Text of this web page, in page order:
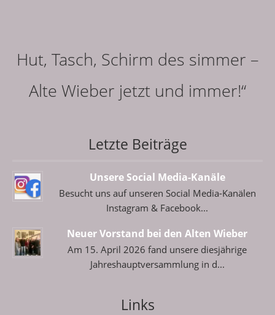
Hut, Tasch, Schirm des simmer –
Alte Wieber jetzt und immer!“
Letzte Beiträge
Unsere Social Media-Kanäle
Besucht uns auf unseren Social Media-Kanälen
Instagram & Facebook
Neuer Vorstand bei den Alten Wieber
Am 15. April 2026 fand unsere diesjährige
Jahreshauptversammlung in d
Links